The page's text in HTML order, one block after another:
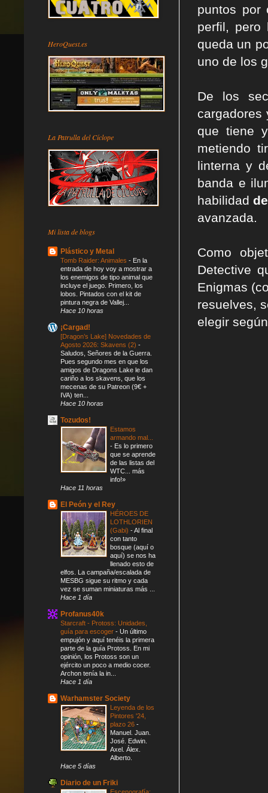
puntos por
perfil, pero
queda un
uno de los
De los
cargadores
que tiene
metiendo
linterna y
banda e
habilidad
avanzada.
Como
Detective
Enigmas
resuelves,
elegir
HeroQuest.es
La Patrulla del Cíclope
Mi lista de blogs
Plástico y Metal
Tomb Raider: Animales - En la
entrada de hoy voy a mostrar a
los enemigos de tipo animal que
incluye el juego. Primero, los
lobos. Pintados con el kit de
pintura negra de Vallej...
Hace 10 horas
¡Cargad!
[Dragon’s Lake] Novedades de
Agosto 2026: Skavens (2) -
Saludos, Señores de la Guerra.
Pues segundo mes en que los
amigos de Dragons Lake le dan
cariño a los skavens, que los
mecenas de su Patreon (9€ +
IVA) ten...
Hace 10 horas
Tozudos!
Estamos
armando mal...
- Es lo primero
que se aprende
de las listas del
WTC... más
info!»
Hace 11 horas
El Peón y el Rey
HÉROES DE
LOTHLORIEN
(Gabi) -Al final
con tanto
bosque (aquí o
aquí) se nos ha
llenado esto de
elfos. La campaña/escalada de
MESBG sigue su ritmo y cada
vez se suman miniaturas más ...
Hace 1 día
Profanus40k
Starcraft - Protoss: Unidades,
guía para escoger - Un último
empujón y aquí tenéis la primera
parte de la guía Protoss. En mi
opinión, los Protoss son un
ejército un poco a medio cocer.
Archon tenía la in...
Hace 1 día
Warhamster Society
Leyenda de los
Pintores '24,
plazo 26 -
Manuel. Juan.
José. Edwin.
Axel. Álex.
Alberto.
Hace 5 días
Diario de un Friki